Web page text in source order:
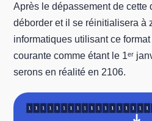
Après le dépassement de cette
déborder et il se réinitialisera à
informatiques utilisant ce
courante comme étant le 1ᵉʳ
serons en réalité en 2106.